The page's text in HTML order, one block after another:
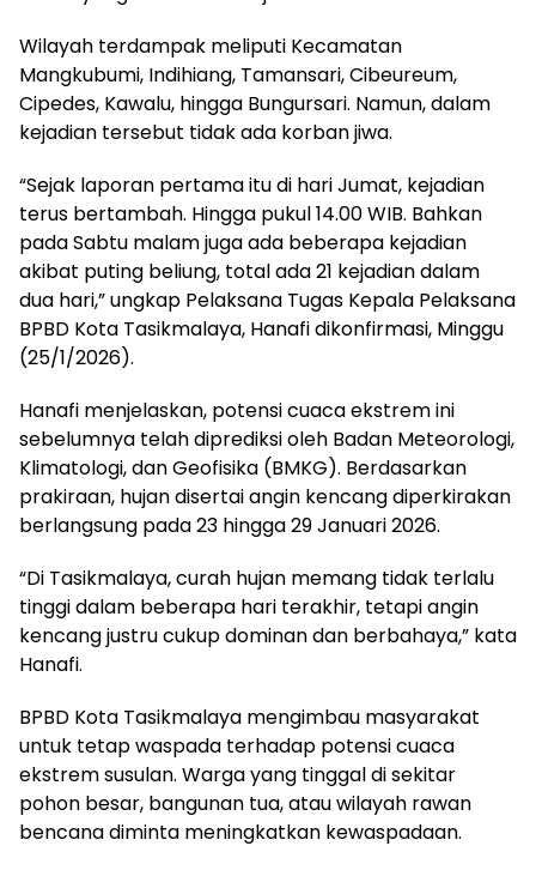
Wilayah terdampak meliputi Kecamatan
Mangkubumi, Indihiang, Tamansari, Cibeureum,
Cipedes, Kawalu, hingga Bungursari. Namun, dalam
kejadian tersebut tidak ada korban jiwa.
“Sejak laporan pertama itu di hari Jumat, kejadian
terus bertambah. Hingga pukul 14.00 WIB. Bahkan
pada Sabtu malam juga ada beberapa kejadian
akibat puting beliung, total ada 21 kejadian dalam
dua hari,” ungkap Pelaksana Tugas Kepala Pelaksana
BPBD Kota Tasikmalaya, Hanafi dikonfirmasi, Minggu
(25/1/2026).
Hanafi menjelaskan, potensi cuaca ekstrem ini
sebelumnya telah diprediksi oleh Badan Meteorologi,
Klimatologi, dan Geofisika (BMKG). Berdasarkan
prakiraan, hujan disertai angin kencang diperkirakan
berlangsung pada 23 hingga 29 Januari 2026.
“Di Tasikmalaya, curah hujan memang tidak terlalu
tinggi dalam beberapa hari terakhir, tetapi angin
kencang justru cukup dominan dan berbahaya,” kata
Hanafi.
BPBD Kota Tasikmalaya mengimbau masyarakat
untuk tetap waspada terhadap potensi cuaca
ekstrem susulan. Warga yang tinggal di sekitar
pohon besar, bangunan tua, atau wilayah rawan
bencana diminta meningkatkan kewaspadaan.